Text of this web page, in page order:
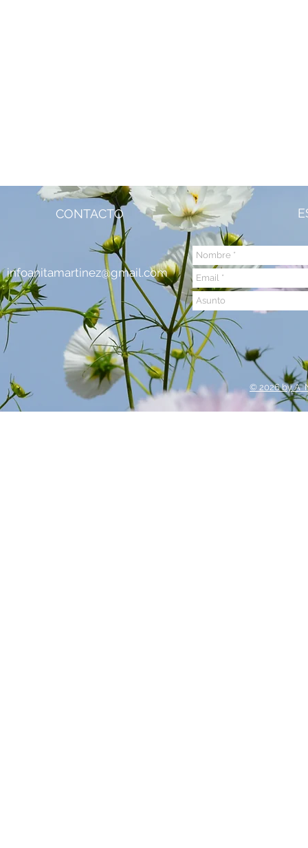
CONTACTO
infoanitamartinez@gmail.com
© 2026 by